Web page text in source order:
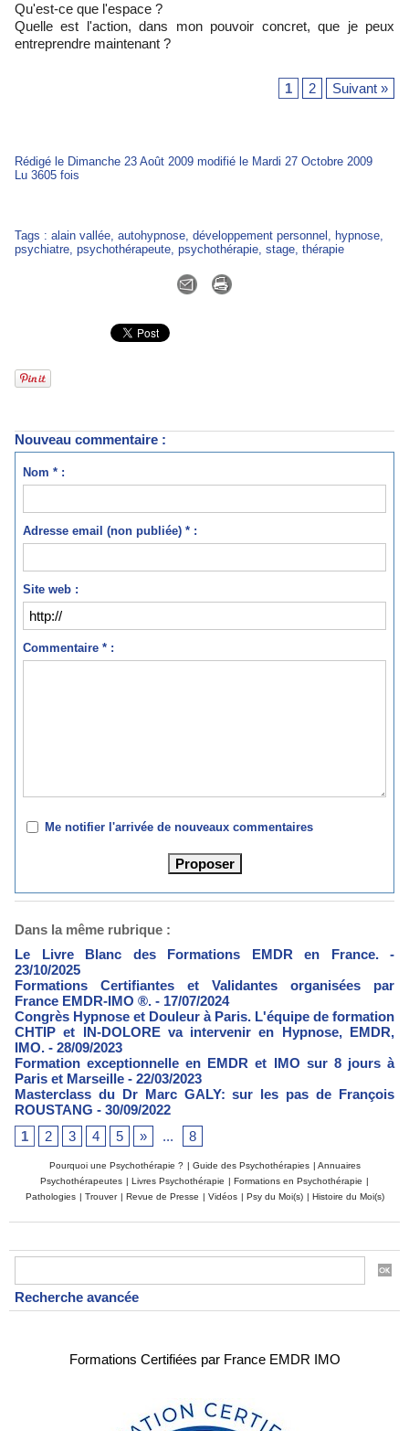
Recherche avancée
Formations Certifiées par France EMDR IMO
Qu'est-ce que l'espace ?
Quelle est l'action, dans mon pouvoir concret, que je peux
entreprendre maintenant ?
1 2 Suivant »
Rédigé le Dimanche 23 Août 2009 modifié le Mardi 27 Octobre 2009
Lu 3605 fois
Tags : alain vallée, autohypnose, développement personnel , hypnose,
psychiatre, psychothérapeute, psychothérapie, stage, thérapie
Nouveau commentaire :
Nom * :
Adresse email (non publiée) * :
Site web :
Commentaire * :
Me notifier l'arrivée de nouveaux commentaires
Dans la même rubrique :
Le Livre Blanc des Formations EMDR en France.
-
23/10/2025
Formations Certifiantes et Validantes organisées par
France EMDR-IMO ®. - 17/07/2024
Congrès Hypnose et Douleur à Paris. L'équipe de formation
CHTIP et IN-DOLORE va intervenir en Hypnose, EMDR,
IMO. - 28/09/2023
Formation exceptionnelle en EMDR et IMO sur 8 jours à
Paris et Marseille - 22/03/2023
Masterclass du Dr Marc GALY: sur les pas de François
ROUSTANG - 30/09/2022
1
2 3 4 5 » ... 8
Pourquoi une Psychothérapie ? | Guide des Psychothérapies | Annuaires
Psychothérapeutes | Livres Psychothérapie | Formations en Psychothérapie |
Pathologies | Trouver | Revue de Presse | Vidéos | Psy du Moi(s) | Histoire du Moi(s)